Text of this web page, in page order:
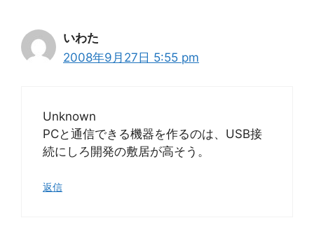
いわた
2008年9月27日 5:55 pm
Unknown
PCと通信できる機器を作るのは、USB接
続にしろ開発の敷居が高そう。
返信